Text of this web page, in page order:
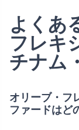
よくあ
フレキ
チナム
オリーブ・フ
ファードはど